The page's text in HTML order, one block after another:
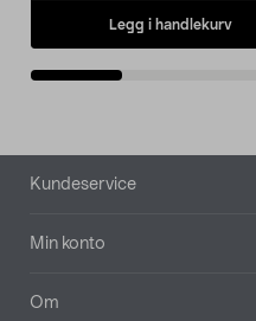
Legg i handlekurv
Bunntekst
Kundeservice
Min konto
Om